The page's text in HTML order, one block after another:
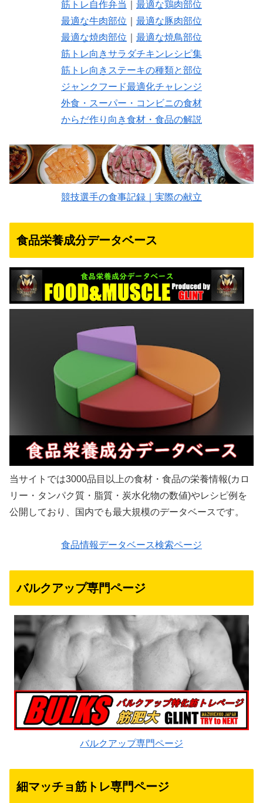
筋トレ自作弁当
最適な鶏肉部位
最適な牛肉部位
最適な豚肉部位
最適な焼肉部位
最適な焼鳥部位
筋トレ向きサラダチキンレシピ集
筋トレ向きステーキの種類と部位
ジャンクフード最適化チャレンジ
外食・スーパー・コンビニの食材
からだ作り向き食材・食品の解説
競技選手の食事記録｜実際の献立
食品栄養成分データベース
当サイトでは3000品目以上の食材・食品の栄養情報(カロ
リー・タンパク質・脂質・炭水化物の数値)やレシピ例を
公開しており、国内でも最大規模のデータベースです。
食品情報データベース検索ページ
バルクアップ専門ページ
バルクアップ専門ページ
細マッチョ筋トレ専門ページ